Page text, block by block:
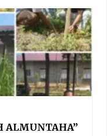
ALMUNTAHA”